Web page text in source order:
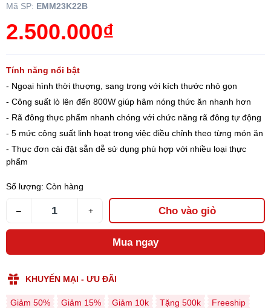
Mã SP: EMM23K22B
2.500.000₫
Tính năng nổi bật
- Ngoại hình thời thượng, sang trọng với kích thước nhỏ gọn
- Công suất lò lên đến 800W giúp hâm nóng thức ăn nhanh hơn
- Rã đông thực phẩm nhanh chóng với chức năng rã đông tự động
- 5 mức công suất linh hoạt trong việc điều chỉnh theo từng món ăn
- Thực đơn cài đặt sẵn dễ sử dụng phù hợp với nhiều loại thực
phẩm
Số lượng: Còn hàng
– + Cho vào giỏ
Mua ngay
KHUYẾN MẠI - ƯU ĐÃI
Giảm 50% Giảm 15% Giảm 10k Tặng 500k Freeship